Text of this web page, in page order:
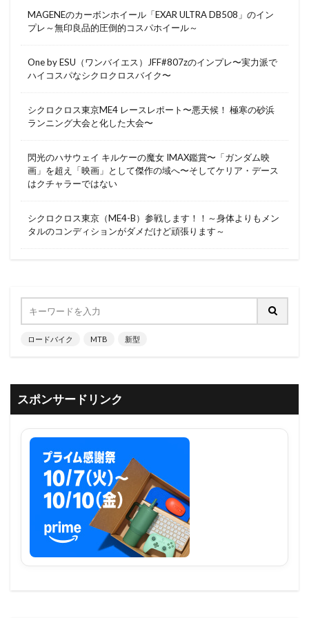
MAGENEのカーボンホイール「EXAR ULTRA DB508」のイン
プレ～無印良品的圧倒的コスパホイール～
One by ESU（ワンバイエス）JFF#807zのインプレ〜実力派で
ハイコスパなシクロクロスバイク〜
シクロクロス東京ME4 レースレポート〜悪天候！ 極寒の砂浜
ランニング大会と化した大会〜
閃光のハサウェイ キルケーの魔女 IMAX鑑賞〜「ガンダム映
画」を超え「映画」として傑作の域へ〜そしてケリア・デース
はクチャラーではない
シクロクロス東京（ME4-B）参戦します！！～身体よりもメン
タルのコンディションがダメだけど頑張ります～
ロードバイク MTB 新型
スポンサードリンク